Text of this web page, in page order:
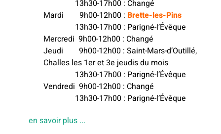
13h30-17h00 : Changé
Mardi 9h00-12h00 : Brette-les-Pins
13h30-17h00 : Parigné-l’Évêque
Mercredi 9h00-12h00 : Changé
Jeudi 9h00-12h00 : Saint-Mars-d’Outillé,
Challes les 1er et 3e jeudis du mois
13h30-17h00 : Parigné-l’Évêque
Vendredi 9h00-12h00 : Changé
13h30-17h00 : Parigné-l’Évêque
en savoir plus ...